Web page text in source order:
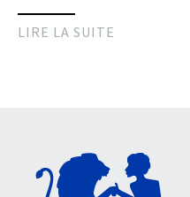
LIRE LA SUITE